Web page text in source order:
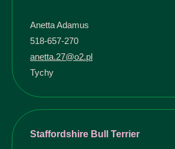
Anetta Adamus
518-657-270
anetta.27@o2.pl
Tychy
Staffordshire Bull Terrier